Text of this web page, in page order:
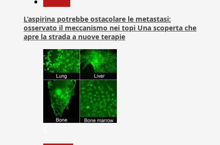
L’aspirina potrebbe ostacolare le metastasi:
osservato il meccanismo nei topi Una scoperta che
apre la strada a nuove terapie